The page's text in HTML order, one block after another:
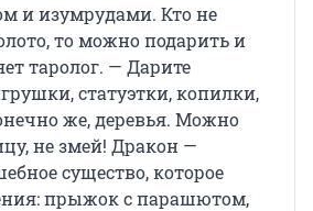
и изумрудами. Кто не
то можно подарить и
таролог. — Дарите
статуэтки, копилки,
же, деревья. Можно
не змей! Дракон —
существо, которое
прыжок с парашютом,